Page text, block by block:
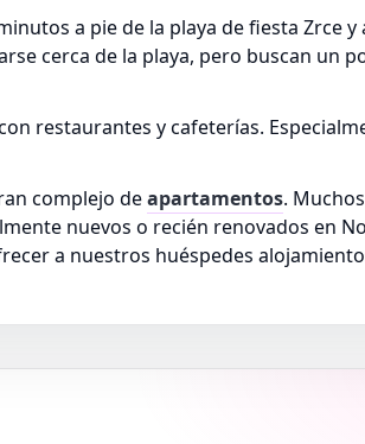
a pie de la playa de fiesta Zrce
cerca de la playa, pero buscan un
restaurantes y cafeterías.
complejo deapartamentos.
nuevos o recién renovados en
a nuestros huéspedes